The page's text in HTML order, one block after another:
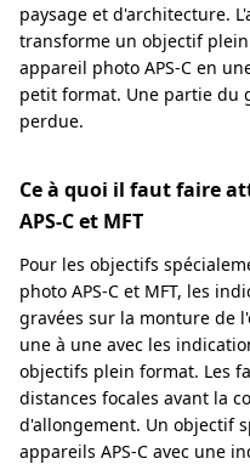
paysage et d'architecture.
transforme un objectif
appareil photo APS-C en
petit format. Une partie du
perdue.
Ce à quoi il faut faire
APS-C et MFT
Pour les objectifs
photo APS-C et MFT, les
gravées sur la monture de
une à une avec les
objectifs plein format. Les
distances focales avant la
d'allongement. Un objectif
appareils APS-C avec une